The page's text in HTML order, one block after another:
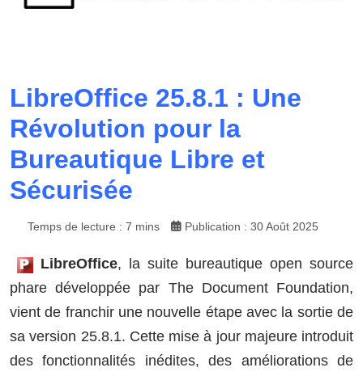
LibreOffice 25.8.1 : Une
Révolution pour la
Bureautique Libre et
Sécurisée
Temps de lecture : 7 mins Publication : 30 Août 2025
LibreOffice, la suite bureautique open source
phare développée par The Document Foundation,
vient de franchir une nouvelle étape avec la sortie de
sa version 25.8.1. Cette mise à jour majeure introduit
des fonctionnalités inédites, des améliorations de